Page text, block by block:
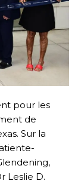
pour les
de
Sur la
Leslie D.